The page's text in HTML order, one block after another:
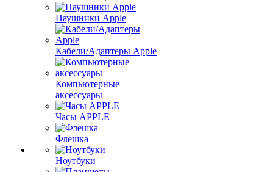
Наушники Apple
Кабели/Адаптеры Apple
Компьютерные
аксессуары
Часы APPLE
Флешка
Ноутбуки